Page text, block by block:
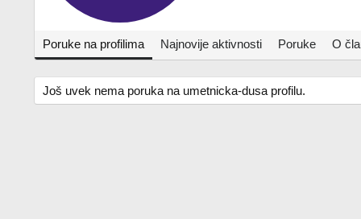
Poruke na profilima Najnovije aktivnosti Poruke O
Još uvek nema poruka na umetnicka-dusa profilu.